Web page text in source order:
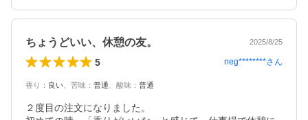
ちょうどいい、休憩の友。 2025/8/25
5 neg********さん
香り ： 良い 苦味 ： 普通 酸味 ： 普通
２度目の注文になりました。